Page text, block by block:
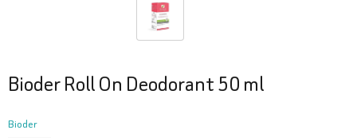
Bioder Roll On Deodorant 50 ml
Bioder